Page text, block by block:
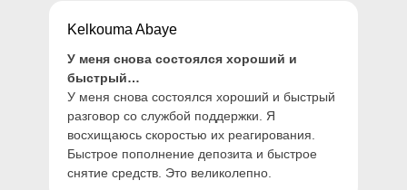
Kelkouma Abaye
У меня снова состоялся хороший и
быстрый…
У меня снова состоялся хороший и быстрый
разговор со службой поддержки. Я
восхищаюсь скоростью их реагирования.
Быстрое пополнение депозита и быстрое
снятие средств. Это великолепно.